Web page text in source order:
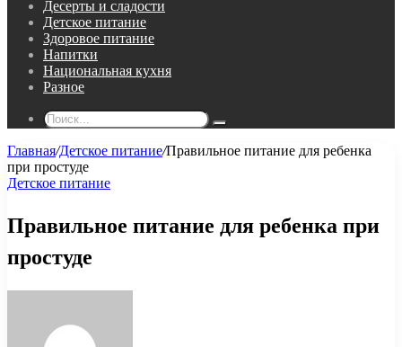
Десерты и сладости
Детское питание
Здоровое питание
Напитки
Национальная кухня
Разное
Поиск...
Главная/Детское питание/Правильное питание для ребенка
при простуде
Детское питание
Правильное питание для ребенка при
простуде